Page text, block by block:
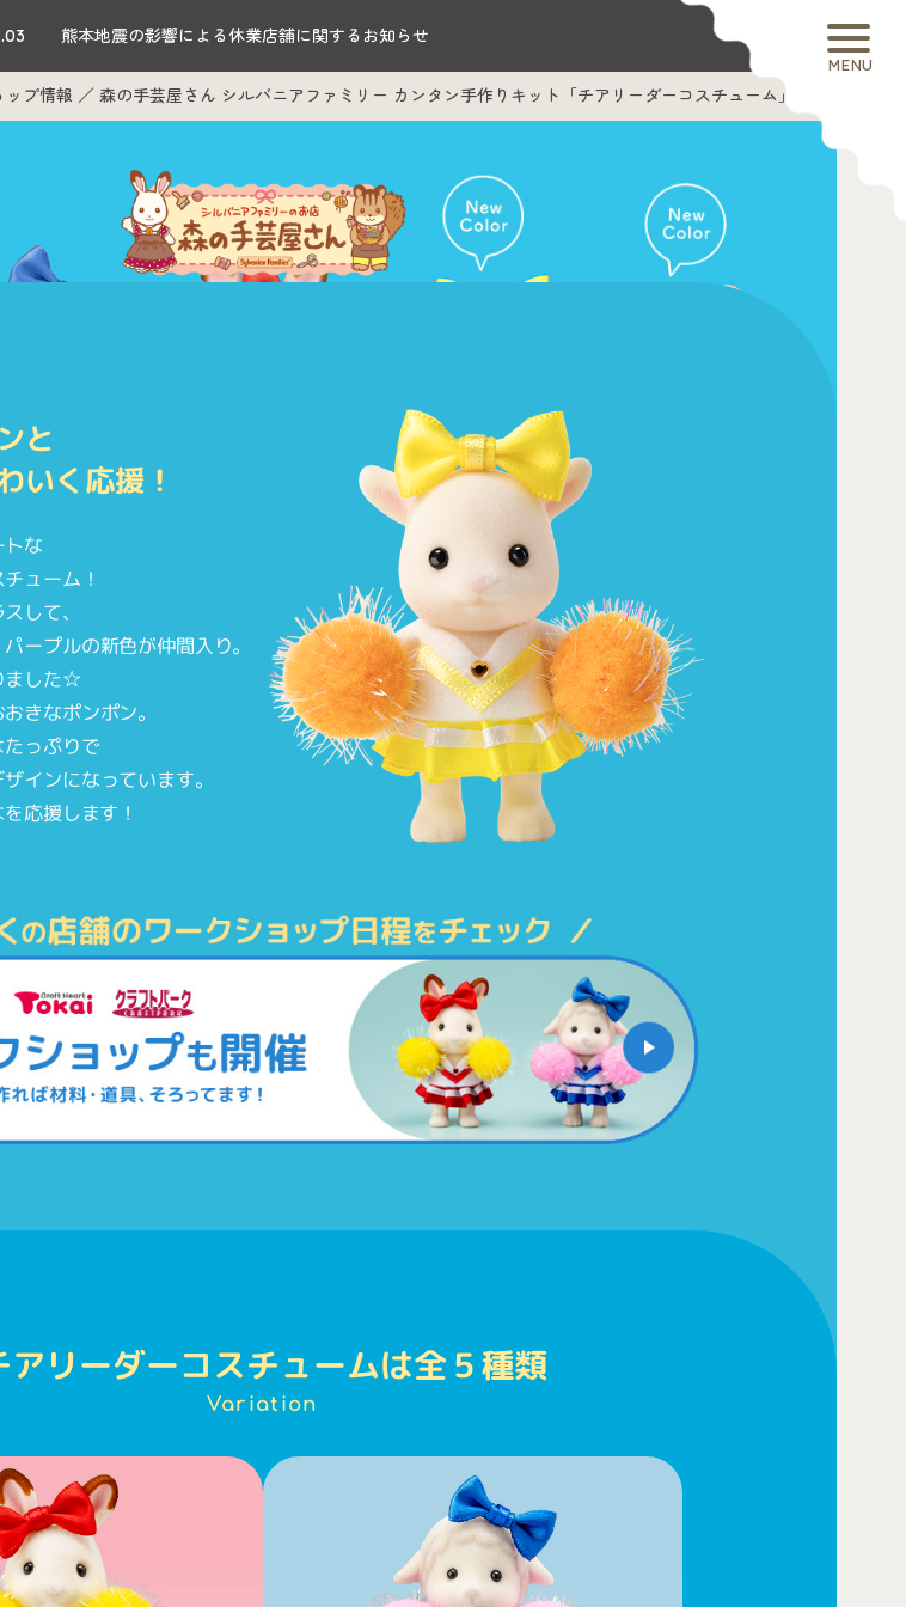
MENU
熊本地震の影響による休業店舗に関するお知らせ
ップ情報 森の手芸屋さん シルバニアファミリー カンタン手作りキット「チアリーダーコスチューム」
と
いく応援！
トな
ューム！
して、
ープルの新色が仲間入り。
ました☆
きなポンポン。
たっぷりで
インになっています。
応援します！
アリーダーコスチュームは全５種類
Variation